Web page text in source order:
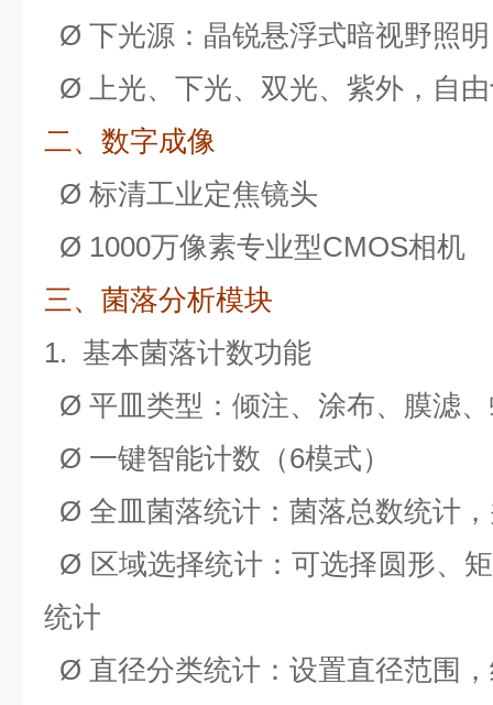
Ø 下光源：晶锐悬浮式暗视野照明
Ø 上光、下光、双光、紫外，自
二、数字成像
Ø 标清工业定焦镜头
Ø 1000万像素专业型CMOS相机
三、菌落分析模块
1. 基本菌落计数功能
Ø 平皿类型：倾注、涂布、膜滤
Ø 一键智能计数（6模式）
Ø 全皿菌落统计：菌落总数统计
Ø 区域选择统计：可选择圆形、
统计
Ø 直径分类统计：设置直径范围